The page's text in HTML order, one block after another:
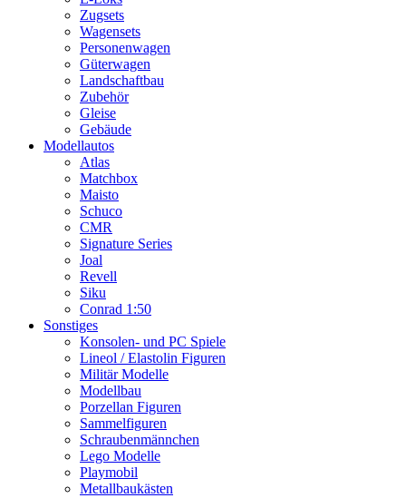
Zugsets
Wagensets
Personenwagen
Güterwagen
Landschaftbau
Zubehör
Gleise
Gebäude
Modellautos
Atlas
Matchbox
Maisto
Schuco
CMR
Signature Series
Joal
Revell
Siku
Conrad 1:50
Sonstiges
Konsolen- und PC Spiele
Lineol / Elastolin Figuren
Militär Modelle
Modellbau
Porzellan Figuren
Sammelfiguren
Schraubenmännchen
Lego Modelle
Playmobil
Metallbaukästen